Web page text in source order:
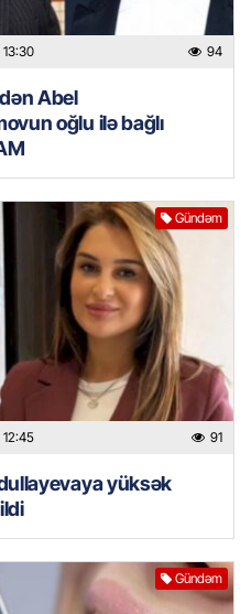
94
Abel
oğlu ilə bağlı
Gündəm
91
yüksək
Gündəm